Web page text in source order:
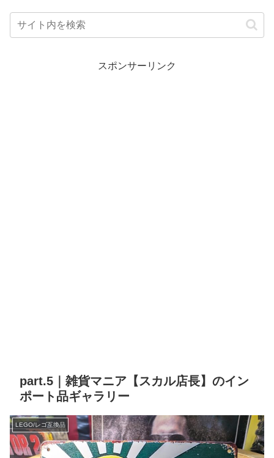
スポンサーリンク
part.5｜雑貨マニア【スカル店長】のイン
ポート品ギャラリー
LEGO/レゴ互換品